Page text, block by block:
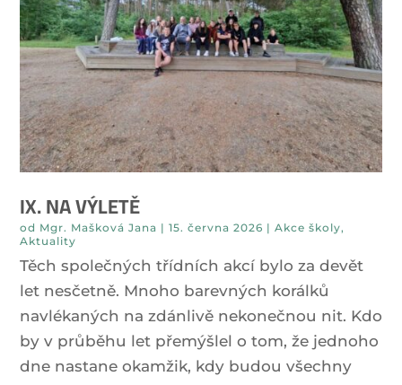
IX. NA VÝLETĚ
od Mgr. Mašková Jana | 15. června 2026 | Akce školy,
Aktuality
Těch společných třídních akcí bylo za devět
let nesčetně. Mnoho barevných korálků
navlékaných na zdánlivě nekonečnou nit. Kdo
by v průběhu let přemýšlel o tom, že jednoho
dne nastane okamžik, kdy budou všechny